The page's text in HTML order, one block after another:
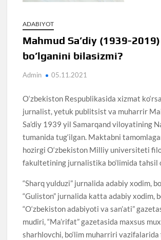
ADABIYOT
Mahmud Sa’diy (1939-
bo’lganini bilasizmi?
Admin 05.11.2021
O‘zbekiston Respublikasida xizmat
jurnalist, yetuk publitsist va muharrir
Sa’diy 1939 yil Samarqand viloyatining
tumanida tug‘ilgan. Maktabni
hozirgi O‘zbekiston Milliy universiteti
fakultetining jurnalistika bo‘limida tahsil
“Sharq yulduzi” jurnalida adabiy xodim,
“Guliston” jurnalida katta adabiy xodim,
“O‘zbekiston adabiyoti va san’ati”
mudiri, “Ma’rifat” gazetasida maxsus
sharhlovchi, bo‘lim muharriri